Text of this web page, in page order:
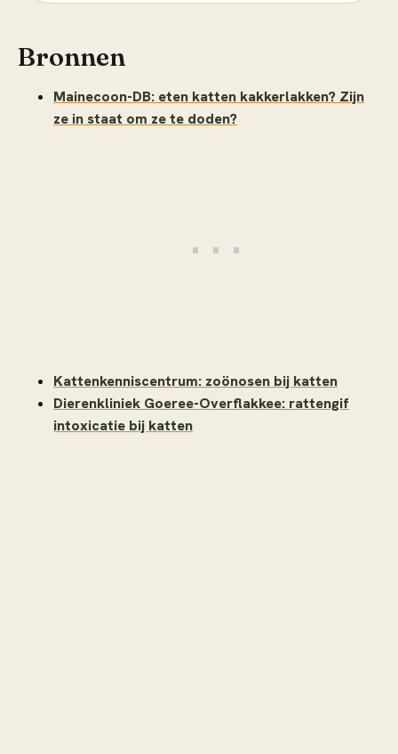
Bronnen
Mainecoon-DB: eten katten kakkerlakken? Zijn
ze in staat om ze te doden?
Kattenkenniscentrum: zoönosen bij katten
Dierenkliniek Goeree-Overflakkee: rattengif
intoxicatie bij katten